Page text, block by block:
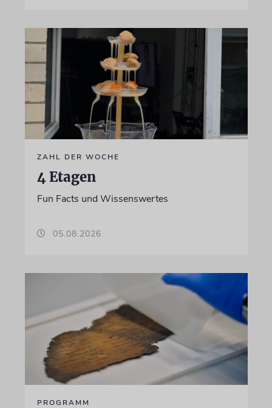
ZAHL DER WOCHE
4 Etagen
Fun Facts und Wissenswertes
05.08.2026
PROGRAMM